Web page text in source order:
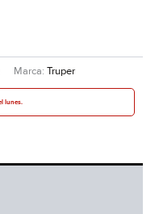
Marca: Truper
lunes.